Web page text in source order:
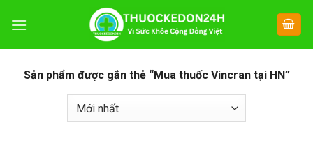
đến
Sản phẩm được gắn thẻ “Mua thuốc Vincran tại HN”